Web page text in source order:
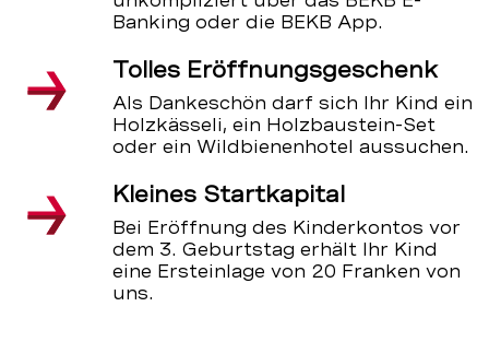
Banking oder die BEKB App.
Tolles Eröffnungsgeschenk
Als Dankeschön darf sich Ihr Kind ein
Holzkässeli, ein Holzbaustein-Set
oder ein Wildbienenhotel aussuchen.
Kleines Startkapital
Bei Eröffnung des Kinderkontos vor
dem 3. Geburtstag erhält Ihr Kind
eine Ersteinlage von 20 Franken von
uns.